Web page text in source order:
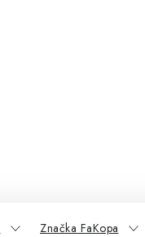
Značka FaKopa